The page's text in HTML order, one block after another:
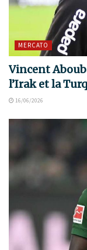
MERCATO
Vincent
l’Irak et la
16/06/2026